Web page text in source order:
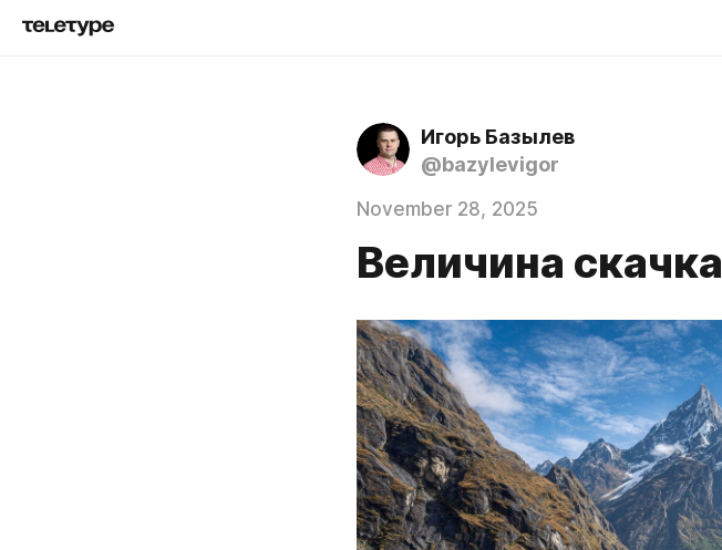
Игорь Базылев
@bazylevigor
November 28, 2025
Величина скачка